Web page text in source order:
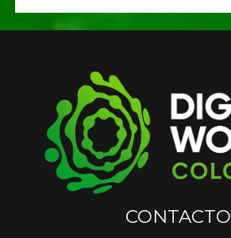
CONTACTO